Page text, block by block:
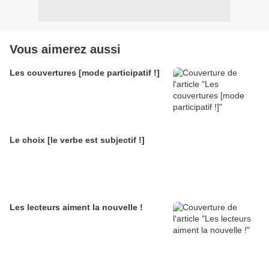
Vous aimerez aussi
Les couvertures [mode participatif !]
Le choix [le verbe est subjectif !]
Les lecteurs aiment la nouvelle !